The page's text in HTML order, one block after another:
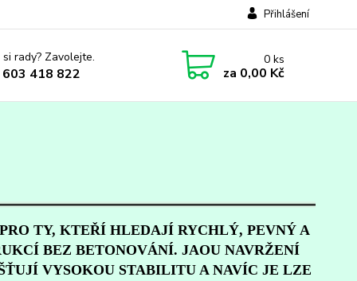
Přihlášení
rady? Zavolejte.
418 822
0ks
za 0,00 Kč
TY, KTEŘÍ HLEDAJÍ RYCHLÝ, PEVNÝ A
BEZ BETONOVÁNÍ. JAOU NAVRŽENÍ
VYSOKOU STABILITU A NAVÍC JE LZE